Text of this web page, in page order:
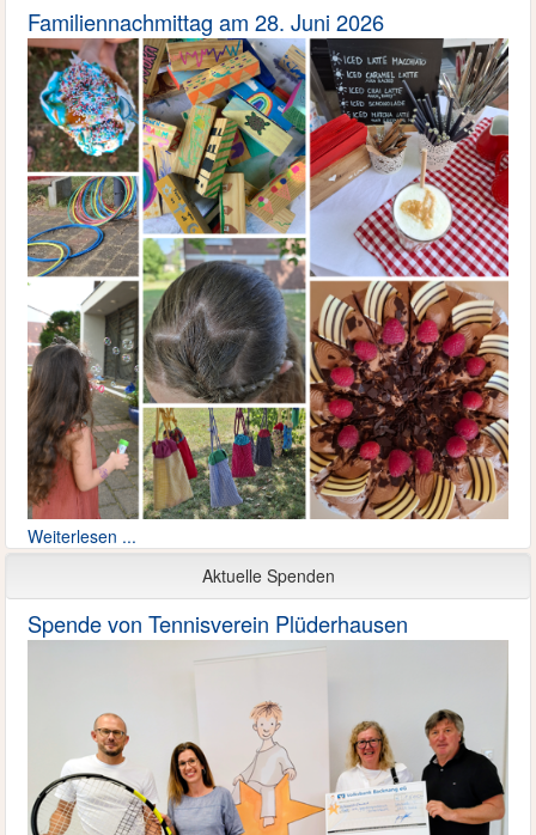
Familiennachmittag am 28. Juni 2026
Weiterlesen ...
Aktuelle Spenden
Spende von Tennisverein Plüderhausen